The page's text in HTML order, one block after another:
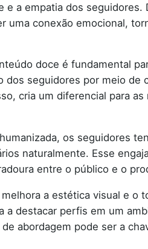
e a empatia dos
uma conexão emocional,
doce é fundamental
seguidores por meio
cria um diferencial para
os seguidores
naturalmente. Esse
entre o público e o
a estética visual e o
destacar perfis em um
abordagem pode ser a